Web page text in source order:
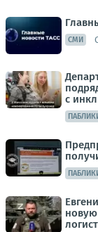
СМИ
с